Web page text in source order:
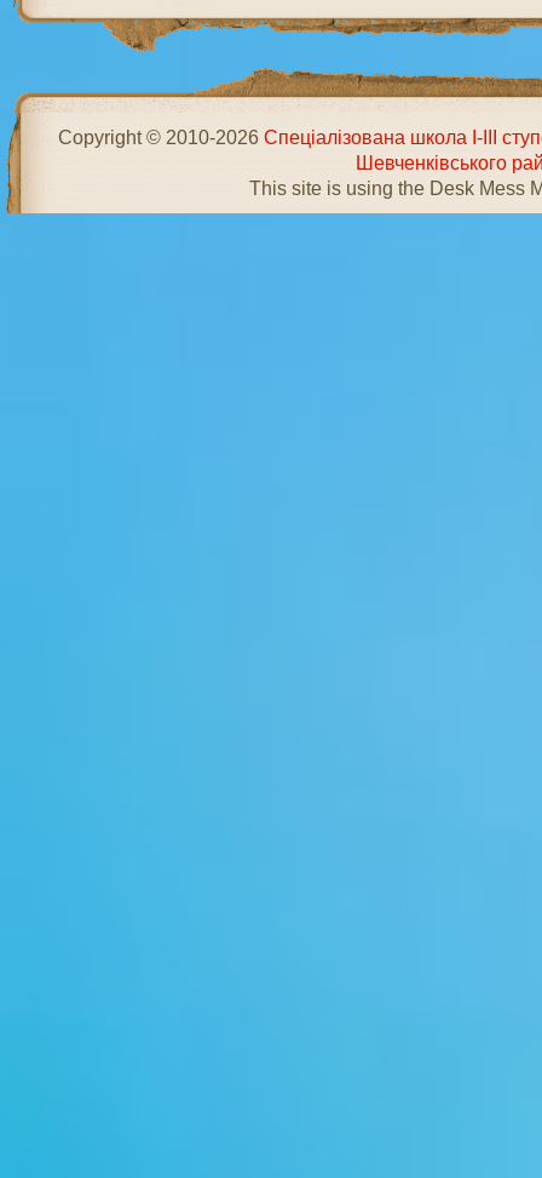
Copyright © 2010-2026Спеціалізована школа І-ІІІ
Шевченківського
This site is using the Desk Mess